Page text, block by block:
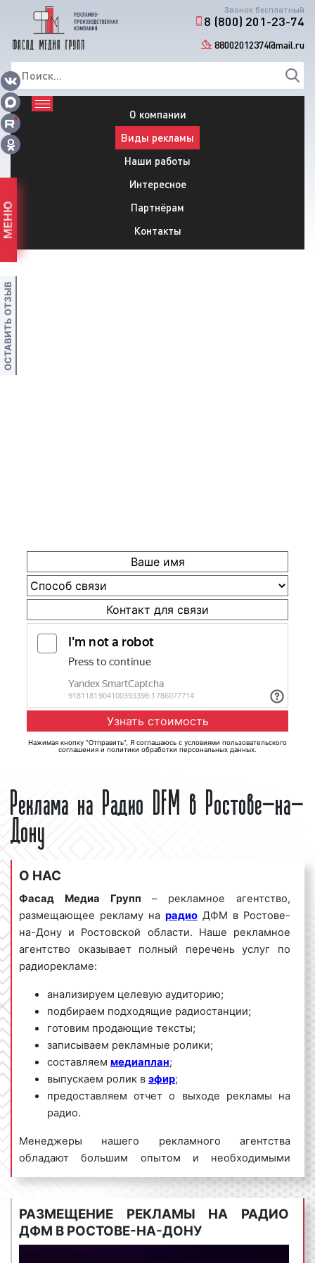
Звонок бесплатный
8 (800) 201-23-74
88002012374@mail.ru
О компании
Виды рекламы
Наши работы
Интересное
Партнёрам
Контакты
Нажимая кнопку "Отправить", Я соглашаюсь с условиями пользовательского
соглашения и политики обработки персональных данных
Реклама на Радио DFM в Ростове-на-
Дону
О НАС
Фасад Медиа Групп – рекламное агентство,
размещающее рекламу на радио ДФМ в Ростове-
на-Дону и Ростовской области. Наше рекламное
агентство оказывает полный перечень услуг по
радиорекламе:
анализируем целевую аудиторию;
подбираем подходящие радиостанции;
готовим продающие тексты;
записываем рекламные ролики;
составляем медиаплан;
выпускаем ролик в эфир;
предоставляем отчет о выходе рекламы на
радио.
Менеджеры нашего рекламного агентства
обладают большим опытом и необходимыми
знаниями для проведения качественных и
эффективных рекламных кампаний на Радио ДФМ.
Для получения коммерческого предложения по
размещению рекламы на Радио ДФМ в Ростове-на-
Дону и Ростовской области необходимо
РАЗМЕЩЕНИЕ РЕКЛАМЫ НА РАДИО
ДФМ В РОСТОВЕ-НА-ДОНУ
МЕНЮ
ОСТАВИТЬ ОТЗЫВ